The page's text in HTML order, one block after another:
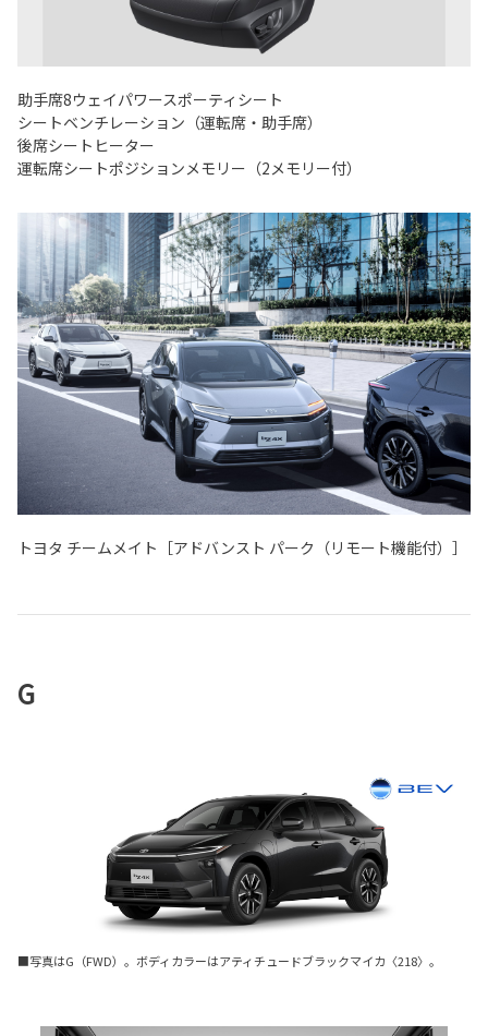
助手席8ウェイパワースポーティシート
シートベンチレーション（運転席・助手席）
後席シートヒーター
運転席シートポジションメモリー（2メモリー付）
トヨタ チームメイト［アドバンスト パーク（リモート機能付）］
G
■写真はG（FWD）。ボディカラーはアティチュードブラックマイカ〈218〉。